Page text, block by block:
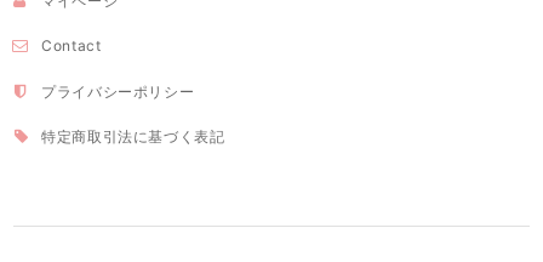
Contact
プライバシーポリシー
特定商取引法に基づく表記